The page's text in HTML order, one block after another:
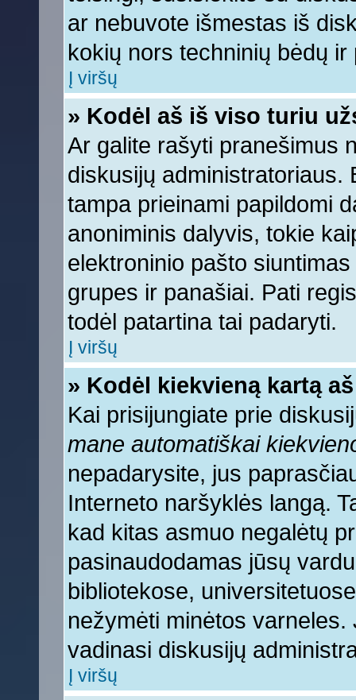
ar nebuvote išmestas iš
kokių nors techninių bėdų
Į viršų
» Kodėl aš iš viso turiu
Ar galite rašyti pranešimus
diskusijų administratoriaus.
tampa prieinami papildomi
anoniminis dalyvis, tokie
elektroninio pašto
grupes ir panašiai. Pati
todėl patartina tai padaryti.
Į viršų
» Kodėl kiekvieną kartą
Kai prisijungiate prie
mane automatiškai
nepadarysite, jus
Interneto naršyklės langą.
kad kitas asmuo negalėtų
pasinaudodamas jūsų
bibliotekose,
nežymėti minėtos
vadinasi diskusijų
Į viršų